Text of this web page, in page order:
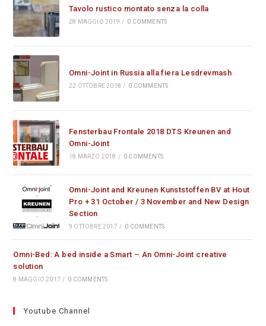
Tavolo rustico montato senza la colla
28 MAGGIO 2019 / 0 COMMENTS
Omni-Joint in Russia alla fiera Lesdrevmash
22 OTTOBRE 2018 / 0 COMMENTS
Fensterbau Frontale 2018 DTS Kreunen and
Omni-Joint
18 MARZO 2018 / 0 COMMENTS
Omni-Joint and Kreunen Kunststoffen BV at Hout
Pro + 31 October / 3 November and New Design
Section
9 OTTOBRE 2017 / 0 COMMENTS
Omni-Bed: A bed inside a Smart – An Omni-Joint creative
solution
8 MAGGIO 2017 / 0 COMMENTS
Youtube Channel